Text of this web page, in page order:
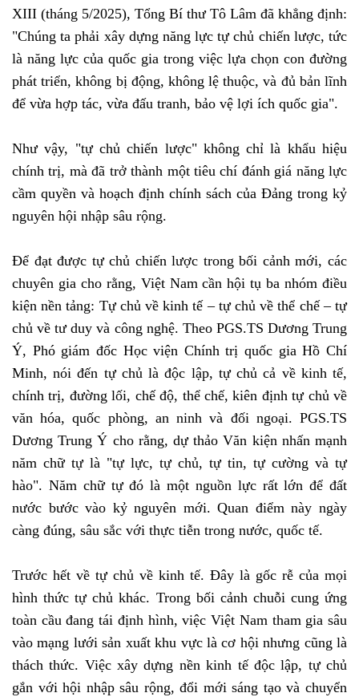
XIII (tháng 5/2025), Tổng Bí thư Tô Lâm đã khẳng định:
"Chúng ta phải xây dựng năng lực tự chủ chiến lược, tức
là năng lực của quốc gia trong việc lựa chọn con đường
phát triển, không bị động, không lệ thuộc, và đủ bản lĩnh
để vừa hợp tác, vừa đấu tranh, bảo vệ lợi ích quốc gia".
Như vậy, "tự chủ chiến lược" không chỉ là khẩu hiệu
chính trị, mà đã trở thành một tiêu chí đánh giá năng lực
cầm quyền và hoạch định chính sách của Đảng trong kỷ
nguyên hội nhập sâu rộng.
Để đạt được tự chủ chiến lược trong bối cảnh mới, các
chuyên gia cho rằng, Việt Nam cần hội tụ ba nhóm điều
kiện nền tảng: Tự chủ về kinh tế – tự chủ về thể chế – tự
chủ về tư duy và công nghệ. Theo PGS.TS Dương Trung
Ý, Phó giám đốc Học viện Chính trị quốc gia Hồ Chí
Minh, nói đến tự chủ là độc lập, tự chủ cả về kinh tế,
chính trị, đường lối, chế độ, thể chế, kiên định tự chủ về
văn hóa, quốc phòng, an ninh và đối ngoại. PGS.TS
Dương Trung Ý cho rằng, dự thảo Văn kiện nhấn mạnh
năm chữ tự là "tự lực, tự chủ, tự tin, tự cường và tự
hào". Năm chữ tự đó là một nguồn lực rất lớn để đất
nước bước vào kỷ nguyên mới. Quan điểm này ngày
càng đúng, sâu sắc với thực tiễn trong nước, quốc tế.
Trước hết về tự chủ về kinh tế. Đây là gốc rễ của mọi
hình thức tự chủ khác. Trong bối cảnh chuỗi cung ứng
toàn cầu đang tái định hình, việc Việt Nam tham gia sâu
vào mạng lưới sản xuất khu vực là cơ hội nhưng cũng là
thách thức. Việc xây dựng nền kinh tế độc lập, tự chủ
gắn với hội nhập sâu rộng, đổi mới sáng tạo và chuyển